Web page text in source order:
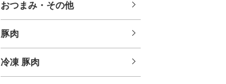
おつまみ・その他
豚肉
冷凍 豚肉